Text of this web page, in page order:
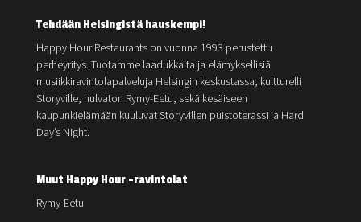
Tehdään Helsingistä hauskempi!
Happy Hour Restaurants on vuonna 1993 perustettu
perheyritys. Tuotamme laadukkaita ja elämyksellisiä
musiikkiravintolapalveluja Helsingin keskustassa; kultturelli
Storyville, hulvaton Rymy-Eetu, sekä kesäiseen
kaupunkielämään kuuluvat Storyvillen puistoterassi ja Hard
Day’s Night.
Muut Happy Hour -ravintolat
Rymy-Eetu